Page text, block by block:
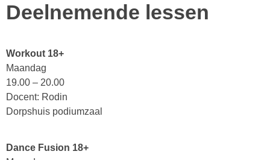
Deelnemende lessen
Workout 18+
Maandag
19.00 – 20.00
Docent: Rodin
Dorpshuis podiumzaal
Dance Fusion 18+